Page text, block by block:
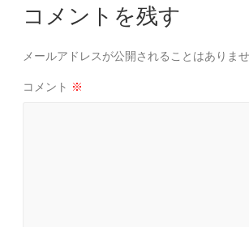
シ
ョ
ン
コメントを残す
メールアドレスが公開されることはありませ
コメント ※